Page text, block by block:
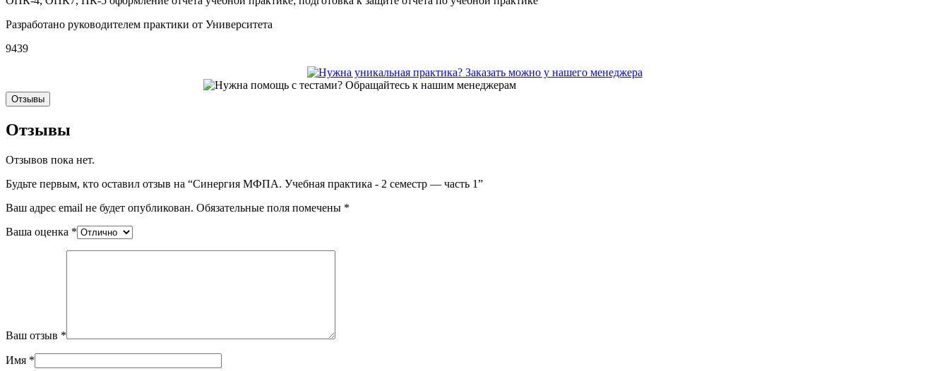
Разработано руководителем практики от Университета
9439
Отзывы
Отзывы
Отзывов пока нет.
Будьте первым, кто оставил отзыв на “Синергия МФПА. Учебная практика - 2 семестр — часть 1”
Ваш адрес email не будет опубликован. Обязательные поля помечены *
Ваша оценка *
Ваш отзыв *
Имя *